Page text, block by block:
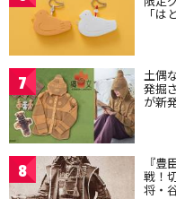
「は
7 土偶
発掘
が新
8 『
戦！
将・